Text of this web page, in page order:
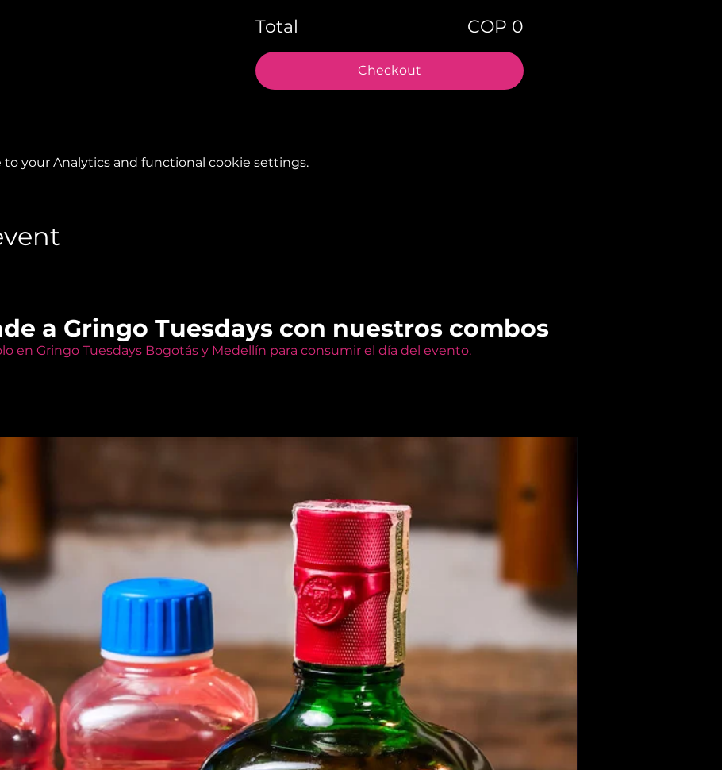
Total COP 0
Checkout
your Analytics and functional cookie settings.
a Gringo Tuesdays con nuestros combos
en Gringo Tuesdays Bogotás y Medellín para consumir el día del evento.